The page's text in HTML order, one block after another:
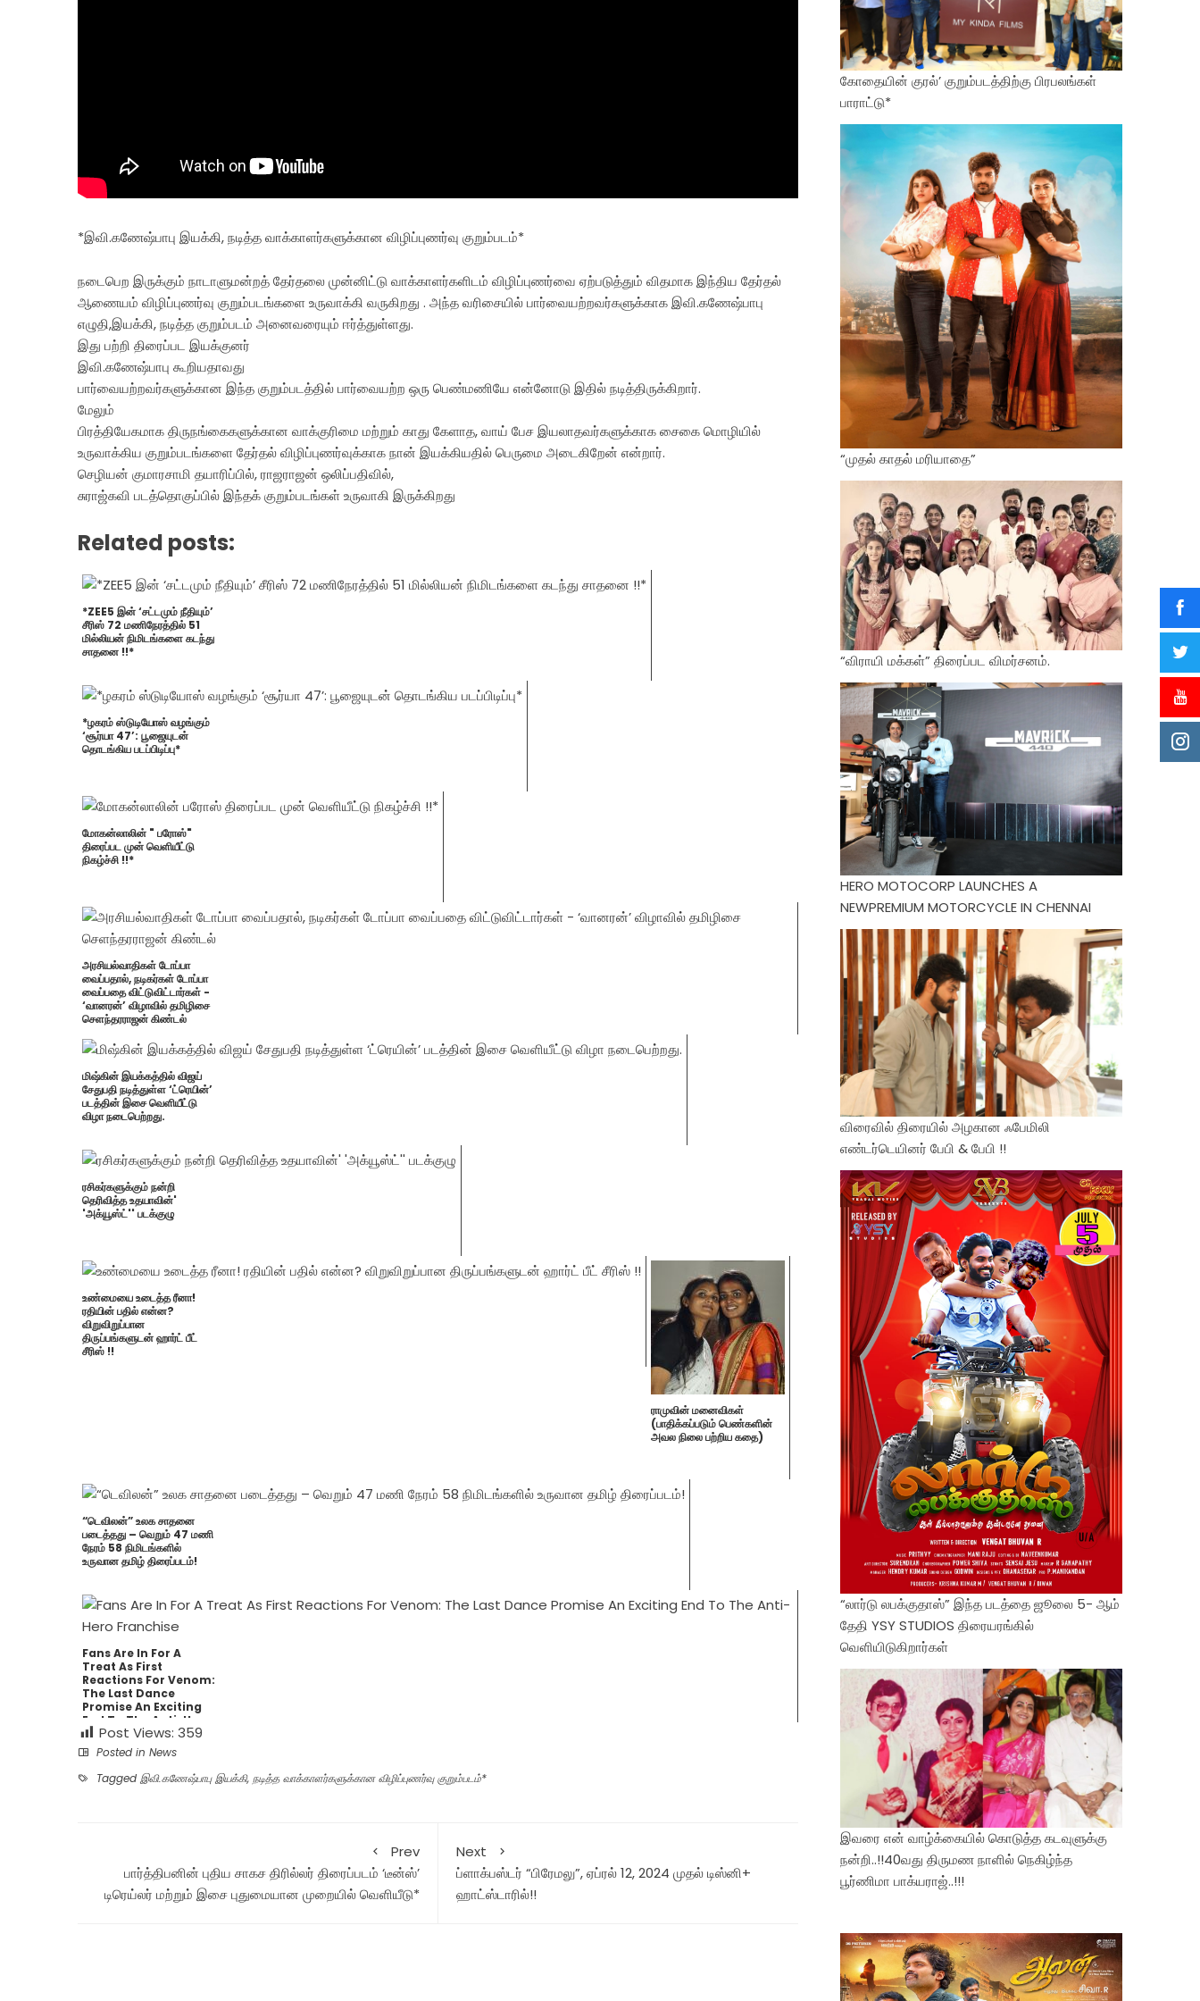
*இவி.கணேஷ்பாபு இயக்கி, நடித்த வாக்காளர்களுக்கான விழிப்புணர்வு குறும்படம்*
நடைபெற இருக்கும் நாடாளுமன்றத் தேர்தலை முன்னிட்டு வாக்காளர்களிடம் விழிப்புணர்வை ஏற்படுத்தும் விதமாக இந்திய தேர்தல்
ஆணையம் விழிப்புணர்வு குறும்படங்களை உருவாக்கி வருகிறது . அந்த வரிசையில் பார்வையற்றவர்களுக்காக இவி.கணேஷ்பாபு
எழுதி,இயக்கி, நடித்த குறும்படம் அனைவரையும் ஈர்த்துள்ளது.
இது பற்றி திரைப்பட இயக்குனர்
இவி.கணேஷ்பாபு கூறியதாவது
பார்வையற்றவர்களுக்கான இந்த குறும்படத்தில் பார்வையற்ற ஒரு பெண்மணியே என்னோடு இதில் நடித்திருக்கிறார்.
மேலும்
பிரத்தியேகமாக திருநங்கைகளுக்கான வாக்குரிமை மற்றும் காது கேளாத, வாய் பேச இயலாதவர்களுக்காக சைகை மொழியில்
உருவாக்கிய குறும்படங்களை தேர்தல் விழிப்புணர்வுக்காக நான் இயக்கியதில் பெருமை அடைகிறேன் என்றார்.
செழியன் குமாரசாமி தயாரிப்பில், ராஜராஜன் ஒலிப்பதிவில்,
சுராஜ்கவி படத்தொகுப்பில் இந்தக் குறும்படங்கள் உருவாகி இருக்கிறது
Related posts:
*ZEE5 இன் ‘சட்டமும் நீதியும்’
சீரிஸ் 72 மணிநேரத்தில் 51
மில்லியன் நிமிடங்களை கடந்து
சாதனை !!*
*ழகரம் ஸ்டுடியோஸ் வழங்கும்
‘சூர்யா 47’: பூஜையுடன்
தொடங்கிய படப்பிடிப்பு*
மோகன்லாலின் " பரோஸ்"
திரைப்பட முன் வெளியீட்டு
நிகழ்ச்சி !!*
அரசியல்வாதிகள் டோப்பா
வைப்பதால், நடிகர்கள் டோப்பா
வைப்பதை விட்டுவிட்டார்கள் -
‘வானரன்’ விழாவில் தமிழிசை
செளந்தரராஜன் கிண்டல்
மிஷ்கின் இயக்கத்தில் விஜய்
சேதுபதி நடித்துள்ள ‘ட்ரெயின்’
படத்தின் இசை வெளியீட்டு
விழா நடைபெற்றது.
ரசிகர்களுக்கும் நன்றி
தெரிவித்த உதயாவின்'
'அக்யூஸ்ட்'' படக்குழு
உண்மையை உடைத்த ரீனா!
ரதியின் பதில் என்ன?
விறுவிறுப்பான
திருப்பங்களுடன் ஹார்ட் பீட்
சீரிஸ் !!
ராமுவின் மனைவிகள்
(பாதிக்கப்படும் பெண்களின்
அவல நிலை பற்றிய கதை)
“டெவிலன்” உலக சாதனை
படைத்தது – வெறும் 47 மணி
நேரம் 58 நிமிடங்களில்
உருவான தமிழ் திரைப்படம்!
Fans Are In For A
Treat As First
Reactions For Venom:
The Last Dance
Promise An Exciting
End To The Anti-Hero
Franchise
Post Views: 359
Posted in News
Tagged இவி.கணேஷ்பாபு இயக்கி, நடித்த வாக்காளர்களுக்கான விழிப்புணர்வு குறும்படம்*
Prev
பார்த்திபனின் புதிய சாகச திரில்லர் திரைப்படம் ‘டீன்ஸ்’
டிரெய்லர் மற்றும் இசை புதுமையான முறையில் வெளியீடு*
Next
ப்ளாக்பஸ்டர் “பிரேமலு”, ஏப்ரல் 12, 2024 முதல் டிஸ்னி+
ஹாட்ஸ்டாரில்!!
கோதையின் குரல்’ குறும்படத்திற்கு பிரபலங்கள்
பாராட்டு*
“முதல் காதல் மரியாதை”
“விராயி மக்கள்” திரைப்பட விமர்சனம்.
HERO MOTOCORP LAUNCHES A
NEWPREMIUM MOTORCYCLE IN CHENNAI
விரைவில் திரையில் அழகான ஃபேமிலி
எண்டர்டெயினர் பேபி & பேபி !!
“லார்டு லபக்குதாஸ்” இந்த படத்தை ஜூலை 5- ஆம்
தேதி YSY STUDIOS திரையரங்கில்
வெளியிடுகிறார்கள்
இவரை என் வாழ்க்கையில் கொடுத்த கடவுளுக்கு
நன்றி..!!40வது திருமண நாளில் நெகிழ்ந்த
பூர்ணிமா பாக்யராஜ்..!!!